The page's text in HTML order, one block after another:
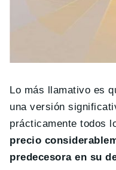
Lo más llamativo es
una versión
prácticamente todos
precio
predecesora en su